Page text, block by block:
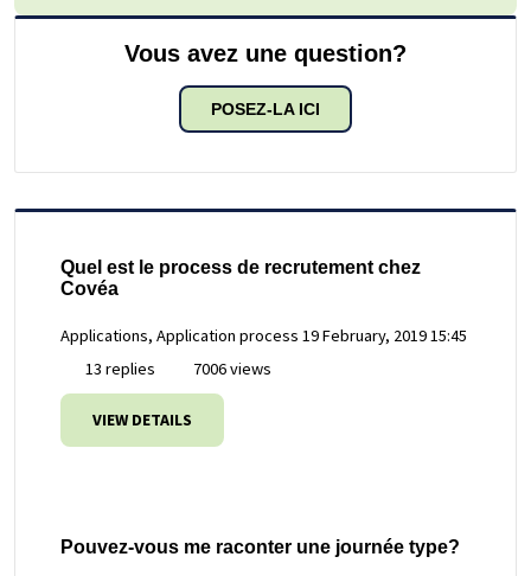
Vous avez une question?
POSEZ-LA ICI
Quel est le process de recrutement chez
Covéa
Applications, Application process 19 February, 2019 15:45
13 replies
7006 views
VIEW DETAILS
Pouvez-vous me raconter une journée type?